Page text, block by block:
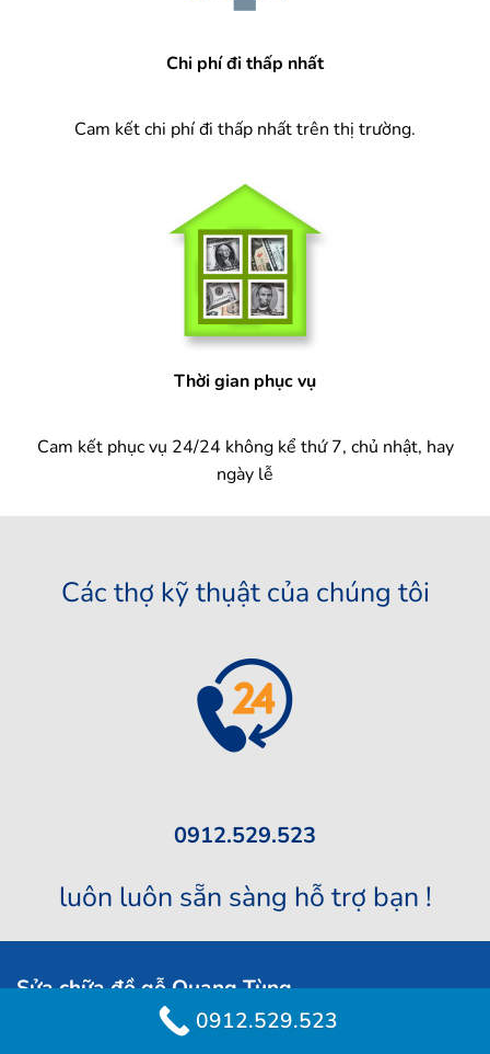
Chi phí đi thấp nhất
Cam kết chi phí đi thấp nhất trên thị trường.
Thời gian phục vụ
Cam kết phục vụ 24/24 không kể thứ 7, chủ nhật, hay
ngày lễ
Các thợ kỹ thụật của chúng tôi
0912.529.523
luôn luôn sẵn sàng hỗ trợ bạn !
Sửa chữa đồ gỗ Quang Tùng
0912.529.523